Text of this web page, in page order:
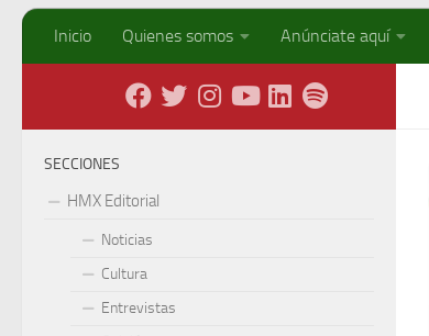
Inicio Quienes somos Anúnciate aquí
SECCIONES
HMX Editorial
Noticias
Cultura
Entrevistas